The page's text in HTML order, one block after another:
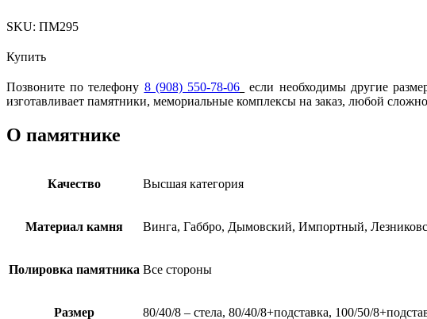
SKU: ПМ295
Купить
Позвоните по телефону 8 (908) 550-78-06
если необходимы другие
изготавливает памятники, мемориальные комплексы на заказ, любой
О памятнике
Качество Высшая категория
Материал камня Винга, Габбро, Дымовский, Импортный,
Полировка памятника Все стороны
Размер 80/40/8 – стела, 80/40/8+подставка, 100/50/